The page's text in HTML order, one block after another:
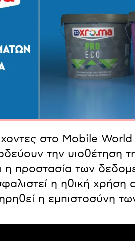
στο Mobile
την υιοθέτηση
προστασία των
η ηθική χρήση
η εμπιστοσύνη